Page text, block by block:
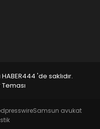
'de saklıdır.
Samsun avukat